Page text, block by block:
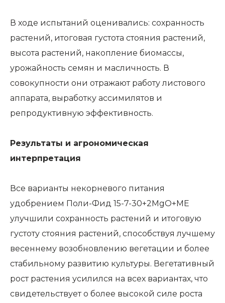
В ходе испытаний оценивались: сохранность
растений, итоговая густота стояния растений,
высота растений, накопление биомассы,
урожайность семян и масличность. В
совокупности они отражают работу листового
аппарата, выработку ассимилятов и
репродуктивную эффективность.
Результаты и агрономическая
интерпретация
Все варианты некорневого питания
удобрением Поли-Фид 15-7-30+2MgO+ME
улучшили сохранность растений и итоговую
густоту стояния растений, способствуя лучшему
весеннему возобновлению вегетации и более
стабильному развитию культуры. Вегетативный
рост растения усилился на всех вариантах, что
свидетельствует о более высокой силе роста